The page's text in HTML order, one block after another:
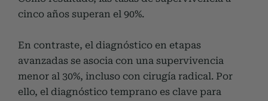
cinco años superan el 90%.
En contraste, el diagnóstico en etapas
avanzadas se asocia con una supervivencia
menor al 30%, incluso con cirugía radical. Por
ello, el diagnóstico temprano es clave para